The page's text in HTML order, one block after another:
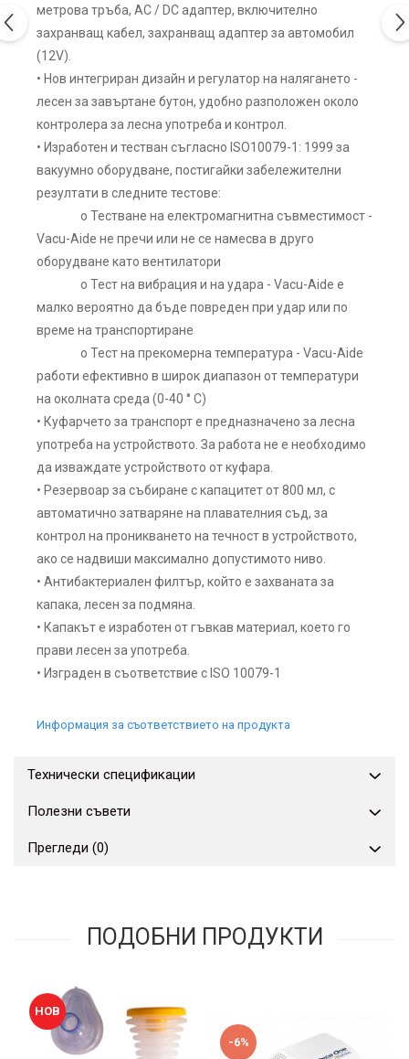
метрова тръба, AC / DC адаптер, включително
захранващ кабел, захранващ адаптер за автомобил
(12V).
• Нов интегриран дизайн и регулатор на налягането -
лесен за завъртане бутон, удобно разположен около
контролера за лесна употреба и контрол.
• Изработен и тестван съгласно ISO10079-1: 1999 за
вакуумно оборудване, постигайки забележителни
резултати в следните тестове:
o Тестване на електромагнитна съвместимост -
Vacu-Aide не пречи или не се намесва в друго
оборудване като вентилатори
o Тест на вибрация и на удара - Vacu-Aide е
малко вероятно да бъде повреден при удар или по
време на транспортиране
o Тест на прекомерна температура - Vacu-Aide
работи ефективно в широк диапазон от температури
на околната среда (0-40 ° C)
• Куфарчето за транспорт е предназначено за лесна
употреба на устройството. За работа не е необходимо
да изваждате устройството от куфара.
• Резервоар за събиране с капацитет от 800 мл, с
автоматично затваряне на плавателния съд, за
контрол на проникването на течност в устройството,
ако се надвиши максимално допустимото ниво.
• Антибактериален филтър, който е захваната за
капака, лесен за подмяна.
• Капакът е изработен от гъвкав материал, което го
прави лесен за употреба.
• Изграден в съответствие с ISO 10079-1
Информация за съответствието на продукта
Технически спецификации
Полезни съвети
Прегледи (0)
ПОДОБНИ ПРОДУКТИ
НОВ
-6%